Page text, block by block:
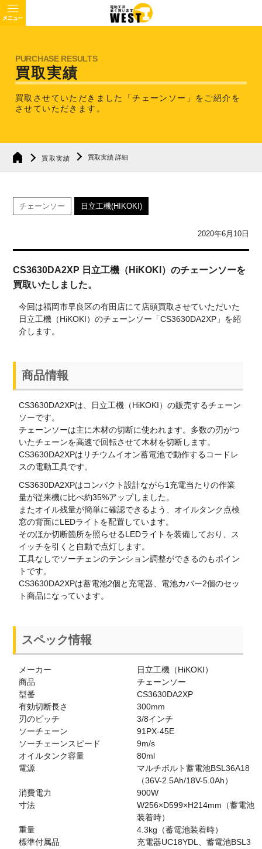
買取実績
買取させていただきました「チェーンソー」を ご紹介を
させていただきます。
買取実績 買取実績 詳細
チェーンソー 日立工機(HIKOKI)
2020年6月10日
CS3630DA2XP 日立工機（HiKOKI）のチェーンソーを
買取いたしました。
今回は福岡市早良区の有田店にて店頭買取させていただいた
日立工機（HiKOKI）のチェーンソー「CS3630DA2XP」を紹
介します。
商品情報
CS3630DA2XPは、日立工機（HiKOKI）の販売するチェーン
ソーです。
チェーンソーは主に木材の切断に使われます。多数の刃がつ
いたチェーンを高速で回転させて木材を切断します。
CS3630DA2XPはリチウムイオン蓄電池で動作するコードレ
スの電動工具です。
CS3630DA2XPはコンパクト設計ながら1充電当たりの作業
量が従来機に比べ約35%アップしました。
またオイル残量が簡単に確認できるよう、オイルタンク点検
窓の背面にLEDライトを配置しています。
そのほか切断箇所を照らせるLEDライトを装備しており、ス
イッチを引くと自動で点灯します。
工具なしでソーチェンのテンション調整ができるのもポイン
トです。
CS3630DA2XPは蓄電池2個と充電器、電池カバー2個のセッ
ト商品になっています。
スペック情報
メーカー
日立工機（HiKOKI）
商品
チェーンソー
型番
CS3630DA2XP
有効切断長さ
300mm
刃のピッチ
3/8インチ
ソーチェーン
91PX-45E
ソーチェーンスピード
9m/s
オイルタンク容量
80ml
電源
マルチボルト蓄電池BSL36A18
（36V-2.5Ah/18V-5.0Ah）
消費電力
900W
寸法
W256×D599×H214mm（蓄電池
装着時）
重量
4.3kg（蓄電池装着時）
標準付属品
充電器UC18YDL、蓄電池BSL3